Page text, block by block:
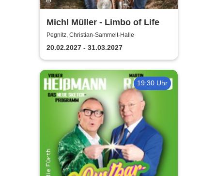
Michl Müller - Limbo of Life
Pegnitz, Christian-Sammelt-Halle
20.02.2027 - 31.03.2027
19:30 Uhr